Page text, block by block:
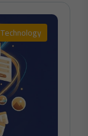
Technology